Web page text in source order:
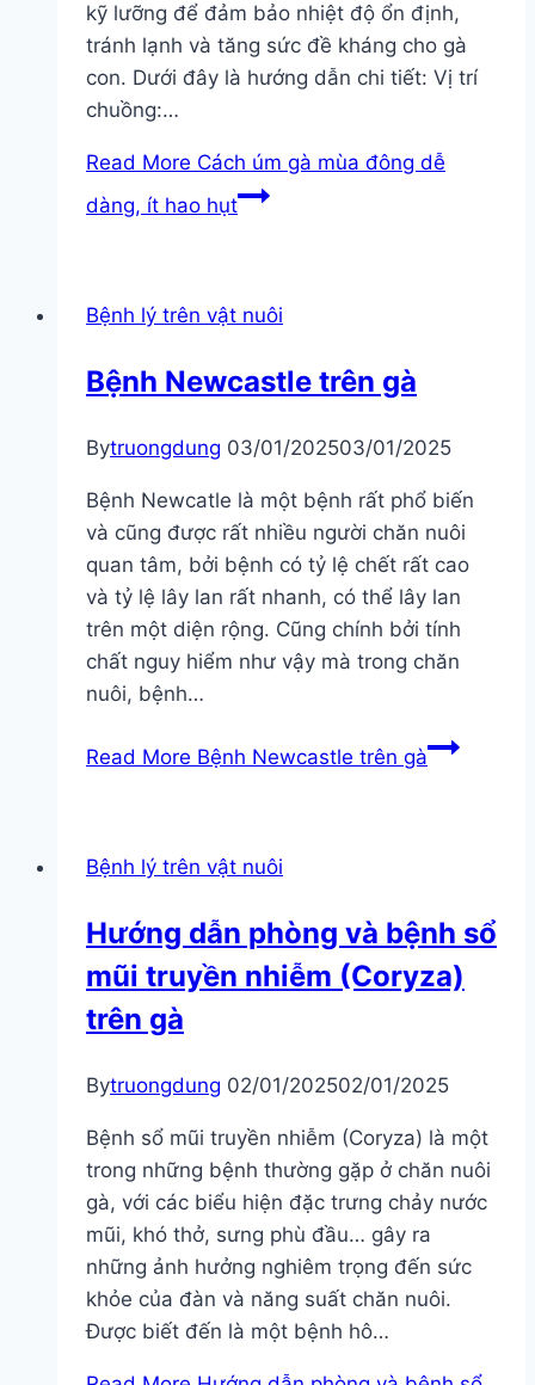
kỹ lưỡng để đảm bảo nhiệt độ ổn định,
tránh lạnh và tăng sức đề kháng cho gà
con. Dưới đây là hướng dẫn chi tiết: Vị trí
chuồng:…
Read More Cách úm gà mùa đông dễ
dàng, ít hao hụt
Bệnh lý trên vật nuôi
Bệnh Newcastle trên gà
Bytruongdung 03/01/202503/01/2025
Bệnh Newcatle là một bệnh rất phổ biến
và cũng được rất nhiều người chăn nuôi
quan tâm, bởi bệnh có tỷ lệ chết rất cao
và tỷ lệ lây lan rất nhanh, có thể lây lan
trên một diện rộng. Cũng chính bởi tính
chất nguy hiểm như vậy mà trong chăn
nuôi, bệnh…
Read More Bệnh Newcastle trên gà
Bệnh lý trên vật nuôi
Hướng dẫn phòng và bệnh sổ
mũi truyền nhiễm (Coryza)
trên gà
Bytruongdung 02/01/202502/01/2025
Bệnh sổ mũi truyền nhiễm (Coryza) là một
trong những bệnh thường gặp ở chăn nuôi
gà, với các biểu hiện đặc trưng chảy nước
mũi, khó thở, sưng phù đầu… gây ra
những ảnh hưởng nghiêm trọng đến sức
khỏe của đàn và năng suất chăn nuôi.
Được biết đến là một bệnh hô…